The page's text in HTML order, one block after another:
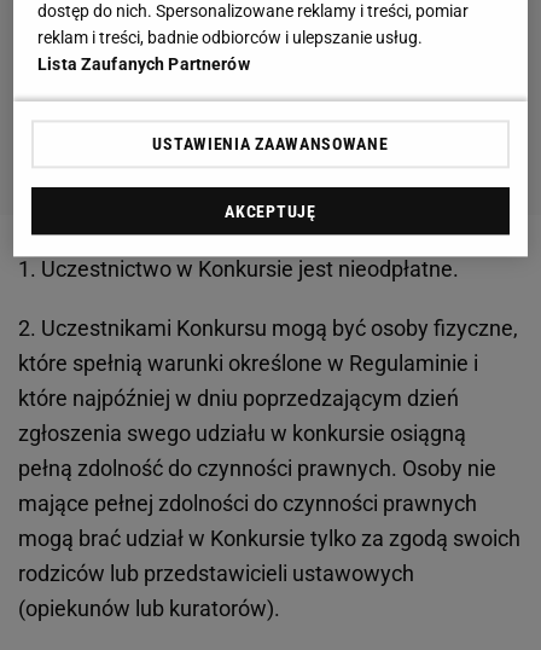
1. Uczestnictwo w Konkursie jest nieodpłatne.
2. Uczestnikami Konkursu mogą być osoby fizyczne,
które spełnią warunki określone w Regulaminie i
które najpóźniej w dniu poprzedzającym dzień
zgłoszenia swego udziału w konkursie osiągną
pełną zdolność do czynności prawnych. Osoby nie
mające pełnej zdolności do czynności prawnych
mogą brać udział w Konkursie tylko za zgodą swoich
rodziców lub przedstawicieli ustawowych
(opiekunów lub kuratorów).
dostęp do nich. Spersonalizowane reklamy i treści, pomiar
reklam i treści, badnie odbiorców i ulepszanie usług.
Lista Zaufanych Partnerów
USTAWIENIA ZAAWANSOWANE
AKCEPTUJĘ